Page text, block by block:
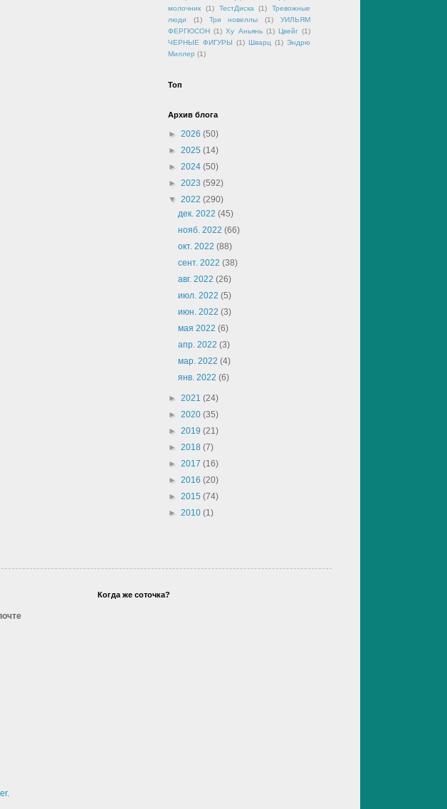
молочник
(1) ТестДиска (1)
Тревожные
люди
(1) Три новеллы (1)
УИЛЬЯМ
ФЕРГЮСОН (1) Ху Аньянь (1) Цвейг (1)
ЧЕРНЫЕ ФИГУРЫ
(1) Шварц (1) Эндрю
Миллер (1)
Топ
Архив блога
► 2026 (50)
► 2025 (14)
► 2024 (50)
► 2023 (592)
▼ 2022 (290)
дек. 2022(45)
нояб. 2022(66)
окт. 2022(88)
сент. 2022(38)
авг. 2022(26)
июл. 2022(5)
июн. 2022(3)
мая 2022(6)
апр. 2022(3)
мар. 2022(4)
янв. 2022(6)
► 2021 (24)
► 2020 (35)
► 2019 (21)
► 2018 (7)
► 2017 (16)
► 2016 (20)
► 2015 (74)
► 2010 (1)
Когда же соточка?
.